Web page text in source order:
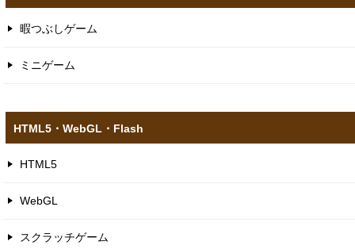
暇つぶしゲーム
ミニゲーム
HTML5​・WebGL​・Flash
HTML5
WebGL
スクラッチゲーム